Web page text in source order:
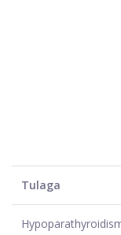
Tulaga